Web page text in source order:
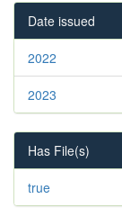
Date issued
2022
2023
Has File(s)
true